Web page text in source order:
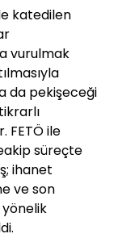
katedilen
vurulmak
da pekişeceği
FETÖ ile
süreçte
ihanet
ve son
yönelik